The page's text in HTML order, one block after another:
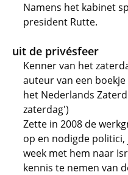
Namens het kabinet
president Rutte.
uit de privésfeer
Kenner van het
auteur van een
het Nederlands
zaterdag')
Zette in 2008 de
op en nodigde
week met hem naar
kennis te nemen van